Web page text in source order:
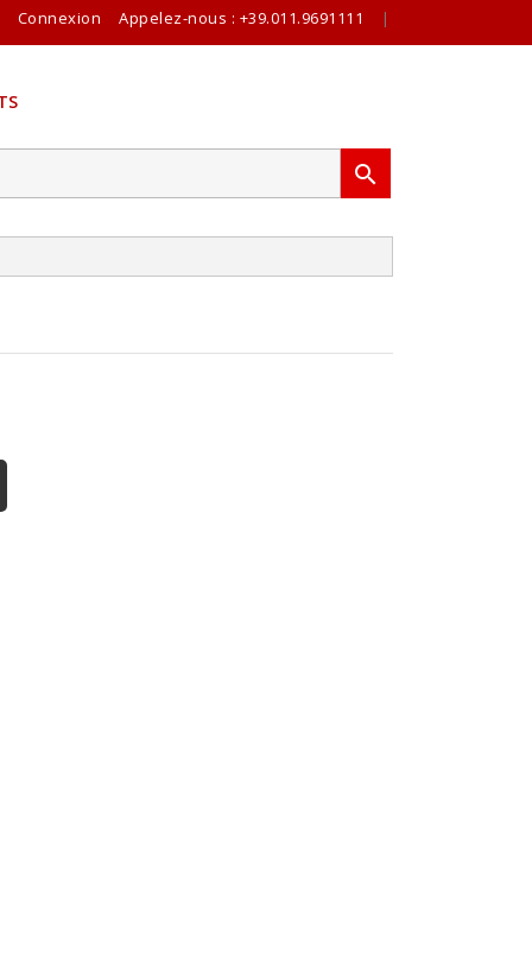
Connexion Appelez-nous : +39.011.9691111 |
